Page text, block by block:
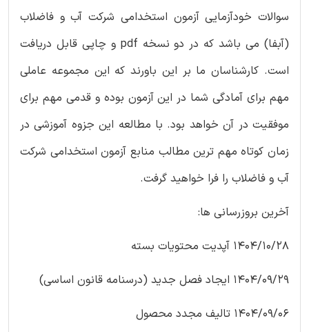
سوالات خودآزمایی آزمون استخدامی شرکت آب و فاضلاب
(آبفا) می باشد که در دو نسخه pdf و چاپی قابل دریافت
است. کارشناسان ما بر این باورند که این مجموعه عاملی
مهم برای آمادگی شما در این آزمون بوده و قدمی مهم برای
موفقیت در آن خواهد بود. با مطالعه این جزوه آموزشی در
زمان کوتاه مهم ترین مطالب منابع آزمون استخدامی شرکت
آب و فاضلاب را فرا خواهید گرفت.
آخرین بروزرسانی ها:
1404/10/28 آپدیت محتویات بسته
1404/09/29 ایجاد فصل جدید (درسنامه قانون اساسی)
1404/09/06 تالیف مجدد محصول